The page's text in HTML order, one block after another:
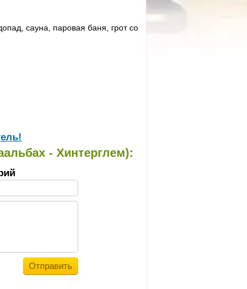
сауна, паровая баня, грот со
- Хинтерглем):